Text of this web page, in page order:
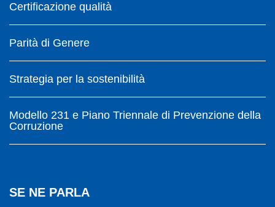
Certificazione qualità
Parità di Genere
Strategia per la sostenibilità
Modello 231 e Piano Triennale di Prevenzione della
Corruzione
SE NE PARLA